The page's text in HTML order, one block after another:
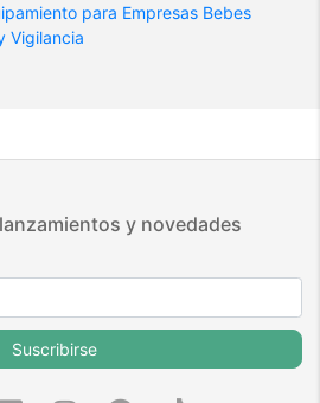
para Empresas Bebes
Vigilancia
y novedades
Suscribirse